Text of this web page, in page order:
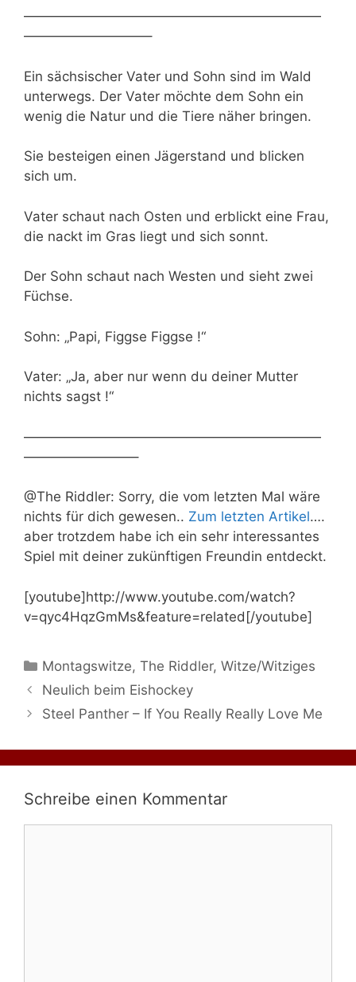
——————————————————————
—————————–
Ein sächsischer Vater und Sohn sind im Wald
unterwegs. Der Vater möchte dem Sohn ein
wenig die Natur und die Tiere näher bringen.
Sie besteigen einen Jägerstand und blicken
sich um.
Vater schaut nach Osten und erblickt eine Frau,
die nackt im Gras liegt und sich sonnt.
Der Sohn schaut nach Westen und sieht zwei
Füchse.
Sohn: „Papi, Figgse Figgse !“
Vater: „Ja, aber nur wenn du deiner Mutter
nichts sagst !“
——————————————————————
————————–
@The Riddler: Sorry, die vom letzten Mal wäre
nichts für dich gewesen.. Zum letzten Artikel….
aber trotzdem habe ich ein sehr interessantes
Spiel mit deiner zukünftigen Freundin entdeckt.
[youtube]http://www.youtube.com/watch?
v=qyc4HqzGmMs&feature=related[/youtube]
Kategorien
Montagswitze,The Riddler,Witze/Witziges
Neulich beim Eishockey
Steel Panther – If You Really Really Love Me
Schreibe einen Kommentar